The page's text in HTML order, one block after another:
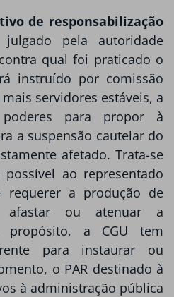
de responsabilização
pela autoridade
qual foi praticado o
instruído por comissão
servidores estáveis, a
para propor à
a suspensão cautelar do
afetado. Trata-se
ao representado
requerer a produção de
ou atenuar a
propósito, a CGU tem
para instaurar ou
o PAR destinado à
à administração pública